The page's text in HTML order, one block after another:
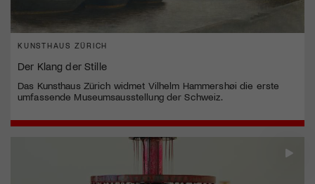
KUNSTHAUS ZÜRICH
Der Klang der Stille
Das Kunsthaus Zürich widmet Vilhelm Hammershøi die erste
umfassende Museumsausstellung der Schweiz.